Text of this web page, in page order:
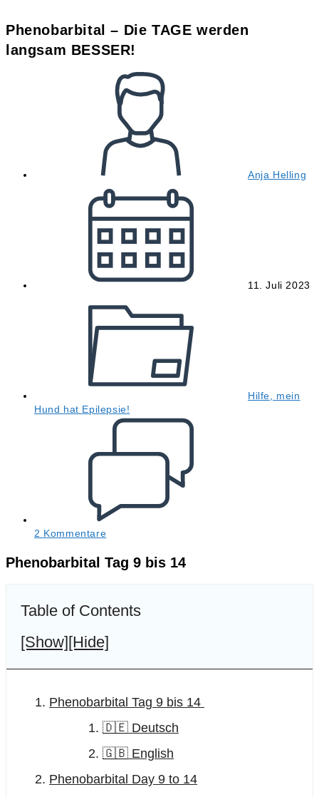
Phenobarbital – Die TAGE werden
langsam BESSER!
Anja Helling
veröffentlicht:
11. Juli 2023
Hilfe, mein
Hund hat Epilepsie!
2 Kommentare
Phenobarbital Tag 9 bis 14
Table of Contents
[Show] [Hide]
Phenobarbital Tag 9 bis 14
🇩🇪 Deutsch
🇬🇧 English
Phenobarbital Day 9 to 14